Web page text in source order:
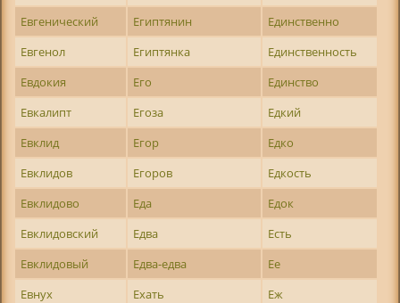
Евгенический
Египтянин
Единственно
Евгенол
Египтянка
Единственность
Евдокия
Его
Единство
Евкалипт
Егоза
Едкий
Евклид
Егор
Едко
Евклидов
Егоров
Едкость
Евклидово
Еда
Едок
Евклидовский
Едва
Есть
Евклидовый
Едва-едва
Ее
Евнух
Ехать
Еж